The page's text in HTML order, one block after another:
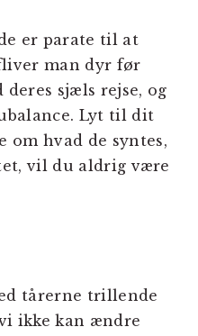
er parate til at
man dyr før
sjæls rejse, og
Lyt til dit
om hvad de syntes,
vil du aldrig være
tårerne trillende
ikke kan ændre